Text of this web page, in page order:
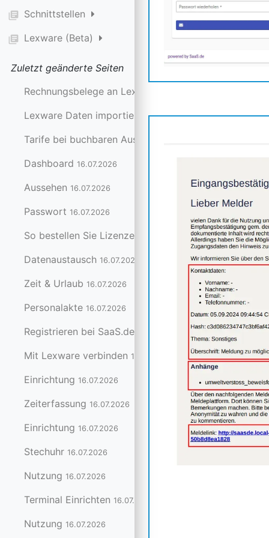
library_books Schnittstellen
library_books Lexware (Beta)
Zuletzt geänderte Seiten
Rechnungsbelege an Lexware senden
Lexware Daten importieren24.07.2026
Tarife bei buchbaren Ausstattungen festlegen
Dashboard 16.07.2026
Aussehen 16.07.2026
Passwort 16.07.2026
So bestellen Sie Lizenzen
Datenaustausch 16.07.2026
Zeit & Urlaub 16.07.2026
Personalakte 16.07.2026
Registrieren bei SaaS.de
Mit Lexware verbinden 16.07.2026
Einrichtung 16.07.2026
Zeiterfassung 16.07.2026
Einrichtung 16.07.2026
Stechuhr 16.07.2026
Nutzung 16.07.2026
Terminal Einrichten 16.07.2026
Nutzung 16.07.2026